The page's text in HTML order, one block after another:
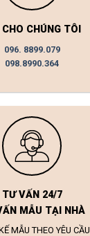
CHO CHÚNG TÔI
096. 8899.079
098.8990.364
TƯ VẤN 24/7
MẪU TẠI NHÀ
MẪU THEO YÊU CẦU